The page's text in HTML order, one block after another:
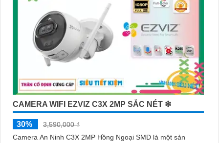
CAMERA WIFI EZVIZ C3X 2MP SẮC NÉT ❇
30%
3,590,000 ₫
Camera An Ninh C3X 2MP Hồng Ngoại SMD là một sản